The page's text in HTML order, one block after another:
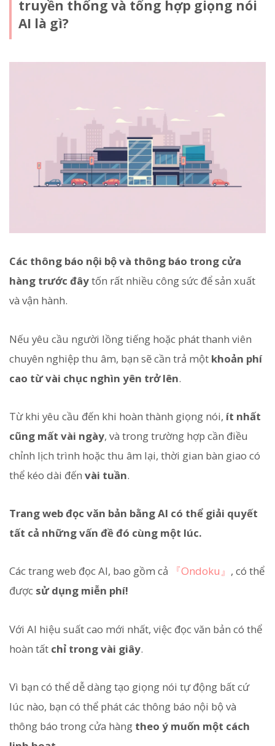
truyền thống và tổng hợp giọng nói
AI là gì?
Các thông báo nội bộ và thông báo trong cửa
hàng trước đâytốn rất nhiều công sức để sản xuất
và vận hành.
Nếu yêu cầu người lồng tiếng hoặc phát thanh viên
chuyên nghiệp thu âm, bạn sẽ cần trả một khoản phí
cao từ vài chục nghìn yên trở lên.
Từ khi yêu cầu đến khi hoàn thành giọng nói, ít nhất
cũng mất vài ngày, và trong trường hợp cần điều
chỉnh lịch trình hoặc thu âm lại, thời gian bàn giao có
thể kéo dài đến vài tuần.
Trang web đọc văn bản bằng AI có thể giải quyết
tất cả những vấn đề đó cùng một lúc.
Các trang web đọc AI, bao gồm cả 『Ondoku』 , có thể
được sử dụng miễn phí!
Với AI hiệu suất cao mới nhất, việc đọc văn bản có thể
hoàn tất chỉ trong vài giây.
Vì bạn có thể dễ dàng tạo giọng nói tự động bất cứ
lúc nào, bạn có thể phát các thông báo nội bộ và
thông báo trong cửa hàng theo ý muốn một cách